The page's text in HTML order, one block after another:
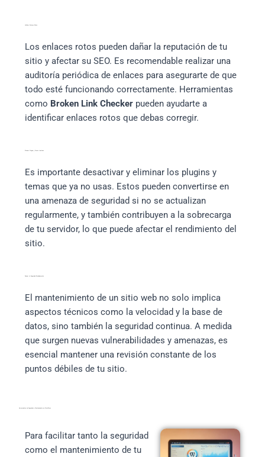
Los enlaces rotos pueden dañar la reputación de tu
sitio y afectar su SEO. Es recomendable realizar una
auditoría periódica de enlaces para asegurarte de que
todo esté funcionando correctamente. Herramientas
como Broken Link Checker pueden ayudarte a
identificar enlaces rotos que debas corregir.
Es importante desactivar y eliminar los plugins y
temas que ya no usas. Estos pueden convertirse en
una amenaza de seguridad si no se actualizan
regularmente, y también contribuyen a la sobrecarga
de tu servidor, lo que puede afectar el rendimiento del
sitio.
El mantenimiento de un sitio web no solo implica
aspectos técnicos como la velocidad y la base de
datos, sino también la seguridad continua. A medida
que surgen nuevas vulnerabilidades y amenazas, es
esencial mantener una revisión constante de los
puntos débiles de tu sitio.
Herramientas de Seguridad y Mantenimiento en WordPress
Para facilitar tanto la seguridad
como el mantenimiento de tu